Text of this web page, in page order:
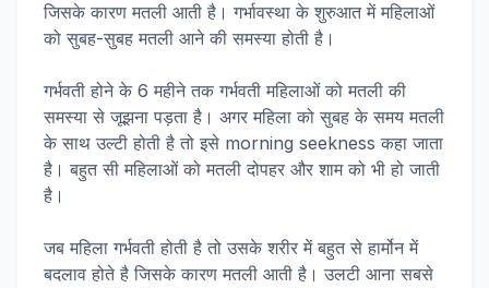
जिसके कारण मतली आती है। गर्भावस्था के शुरुआत में महिलाओं
को सुबह-सुबह मतली आने की समस्या होती है।
गर्भवती होने के 6 महीने तक गर्भवती महिलाओं को मतली की
समस्या से जूझना पड़ता है। अगर महिला को सुबह के समय मतली
के साथ उल्टी होती है तो इसे morning seekness कहा जाता
है। बहुत सी महिलाओं को मतली दोपहर और शाम को भी हो जाती
है।
जब महिला गर्भवती होती है तो उसके शरीर में बहुत से हार्मोन में
बदलाव होते है जिसके कारण मतली आती है। उलटी आना सबसे